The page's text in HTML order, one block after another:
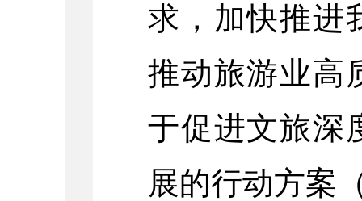
求，加快推进
推动旅游业高
于促进文旅深
展的行动方案